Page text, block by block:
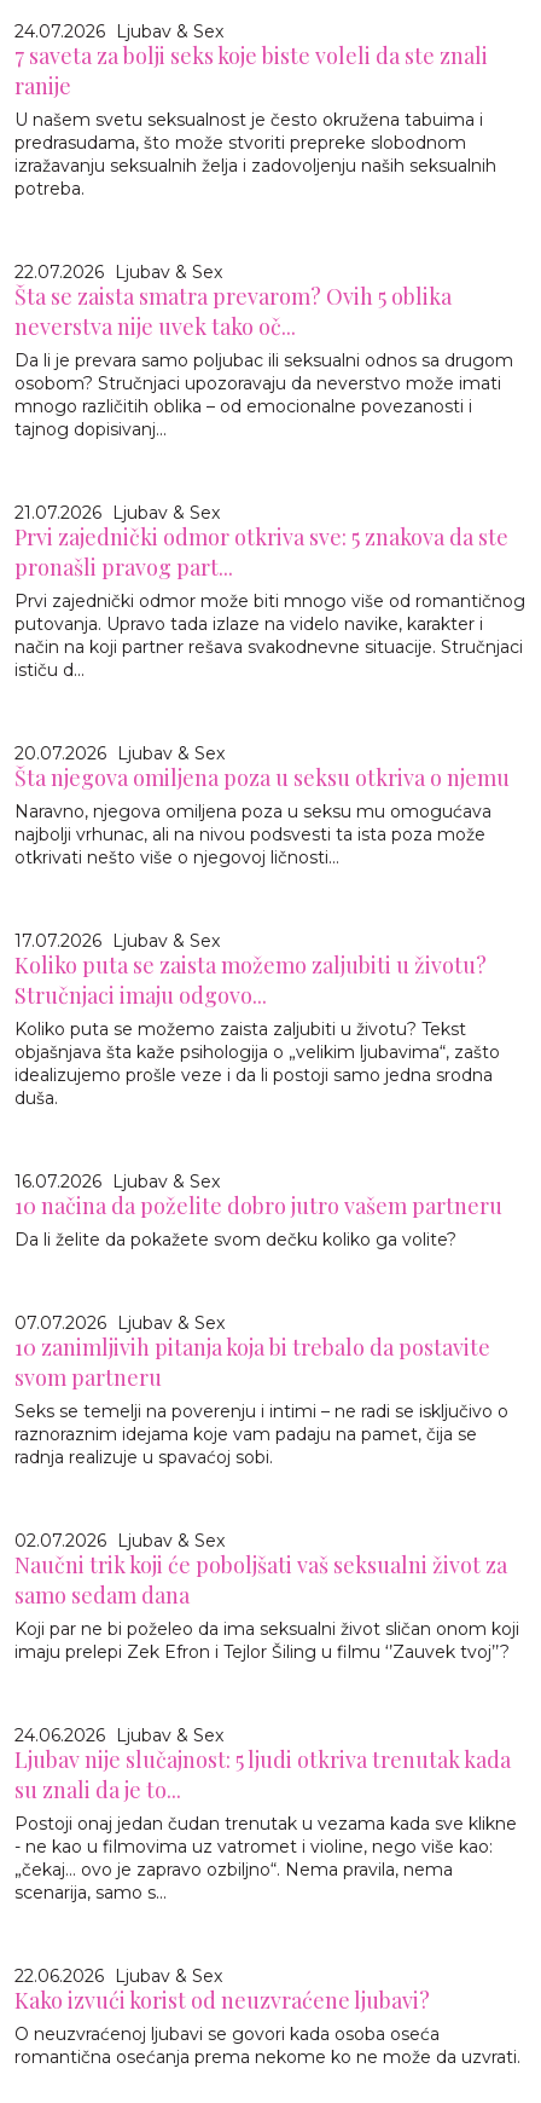
24.07.2026 Ljubav & Sex
7 saveta za bolji seks koje biste voleli da ste znali
ranije
U našem svetu seksualnost je često okružena tabuima i
predrasudama, što može stvoriti prepreke slobodnom
izražavanju seksualnih želja i zadovoljenju naših seksualnih
potreba.
22.07.2026 Ljubav & Sex
Šta se zaista smatra prevarom? Ovih 5 oblika
neverstva nije uvek tako oč...
Da li je prevara samo poljubac ili seksualni odnos sa drugom
osobom? Stručnjaci upozoravaju da neverstvo može imati
mnogo različitih oblika – od emocionalne povezanosti i
tajnog dopisivanj...
21.07.2026 Ljubav & Sex
Prvi zajednički odmor otkriva sve: 5 znakova da ste
pronašli pravog part...
Prvi zajednički odmor može biti mnogo više od romantičnog
putovanja. Upravo tada izlaze na videlo navike, karakter i
način na koji partner rešava svakodnevne situacije. Stručnjaci
ističu d...
20.07.2026 Ljubav & Sex
Šta njegova omiljena poza u seksu otkriva o njemu
Naravno, njegova omiljena poza u seksu mu omogućava
najbolji vrhunac, ali na nivou podsvesti ta ista poza može
otkrivati nešto više o njegovoj ličnosti...
17.07.2026 Ljubav & Sex
Koliko puta se zaista možemo zaljubiti u životu?
Stručnjaci imaju odgovo...
Koliko puta se možemo zaista zaljubiti u životu? Tekst
objašnjava šta kaže psihologija o „velikim ljubavima“, zašto
idealizujemo prošle veze i da li postoji samo jedna srodna
duša.
16.07.2026 Ljubav & Sex
10 načina da poželite dobro jutro vašem partneru
Da li želite da pokažete svom dečku koliko ga volite?
07.07.2026 Ljubav & Sex
10 zanimljivih pitanja koja bi trebalo da postavite
svom partneru
Seks se temelji na poverenju i intimi – ne radi se isključivo o
raznoraznim idejama koje vam padaju na pamet, čija se
radnja realizuje u spavaćoj sobi.
02.07.2026 Ljubav & Sex
Naučni trik koji će poboljšati vaš seksualni život za
samo sedam dana
Koji par ne bi poželeo da ima seksualni život sličan onom koji
imaju prelepi Zek Efron i Tejlor Šiling u filmu ‘’Zauvek tvoj’’?
24.06.2026 Ljubav & Sex
Ljubav nije slučajnost: 5 ljudi otkriva trenutak kada
su znali da je to...
Postoji onaj jedan čudan trenutak u vezama kada sve klikne
- ne kao u filmovima uz vatromet i violine, nego više kao:
„čekaj… ovo je zapravo ozbiljno“. Nema pravila, nema
scenarija, samo s...
22.06.2026 Ljubav & Sex
Kako izvući korist od neuzvraćene ljubavi?
O neuzvraćenoj ljubavi se govori kada osoba oseća
romantična osećanja prema nekome ko ne može da uzvrati.